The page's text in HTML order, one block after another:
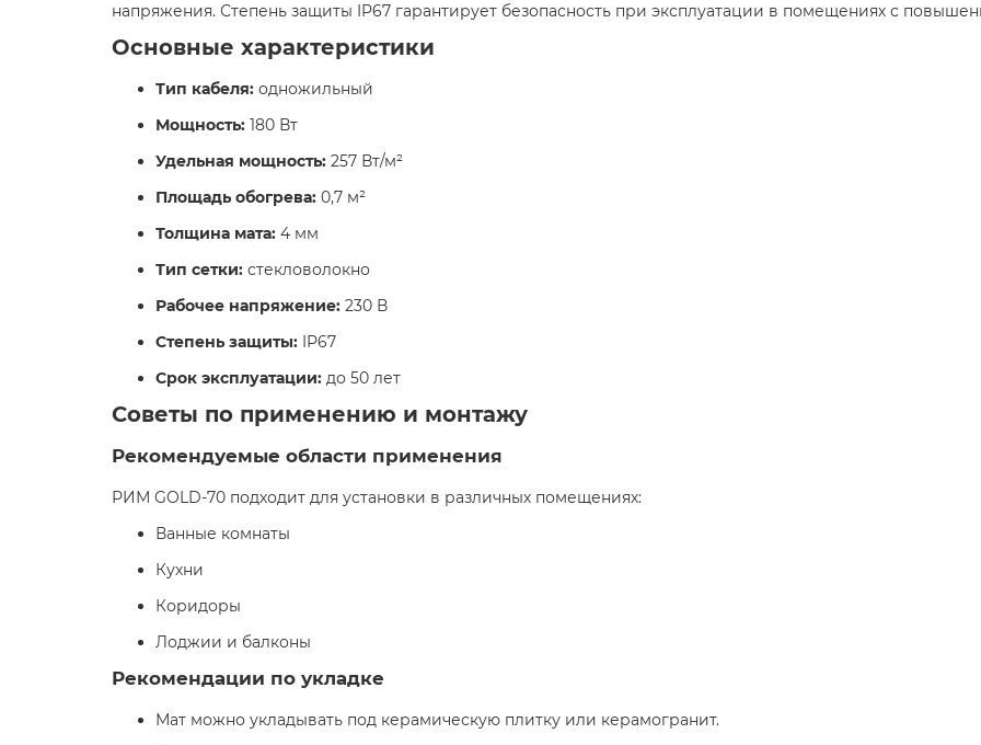
напряжения. Степень защиты IP67 гарантирует безопасность при эксплуатации в помещениях с
Основные характеристики
Тип кабеля: одножильный
Мощность: 180 Вт
Удельная мощность: 257 Вт/м²
Площадь обогрева: 0,7 м²
Толщина мата: 4 мм
Тип сетки: стекловолокно
Рабочее напряжение: 230 В
Степень защиты: IP67
Срок эксплуатации: до 50 лет
Советы по применению и монтажу
Рекомендуемые области применения
РИМ GOLD-70 подходит для установки в различных помещениях:
Ванные комнаты
Кухни
Коридоры
Лоджии и балконы
Рекомендации по укладке
Мат можно укладывать под керамическую плитку или керамогранит.